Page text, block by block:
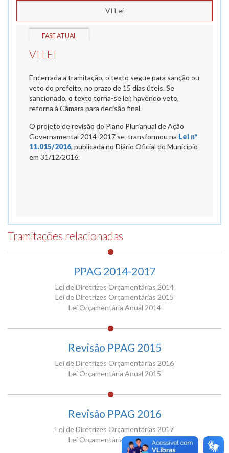
VI Lei
FASE ATUAL
VI LEI
Encerrada a tramitação, o texto segue para sanção ou
veto do prefeito, no prazo de 15 dias úteis. Se
sancionado, o texto torna-se lei; havendo veto,
retorna à Câmara para decisão final.
O projeto de revisão do Plano Plurianual de Ação
Governamental 2014-2017 se transformou na Lei nº
11.015/2016, publicada no Diário Oficial do Município
em 31/12/2016.
Tramitações relacionadas
PPAG 2014-2017
Lei de Diretrizes Orçamentárias 2014
Lei de Diretrizes Orçamentárias 2015
Lei Orçamentária Anual 2014
Revisão PPAG 2015
Lei de Diretrizes Orçamentárias 2016
Lei Orçamentária Anual 2015
Revisão PPAG 2016
Lei de Diretrizes Orçamentárias 2017
Lei Orçamentária Anual 2016